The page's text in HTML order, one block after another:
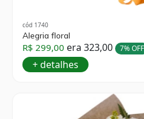
cód 1740
Alegria floral
R$ 299,00 era 323,00 7% OFF
+ detalhes